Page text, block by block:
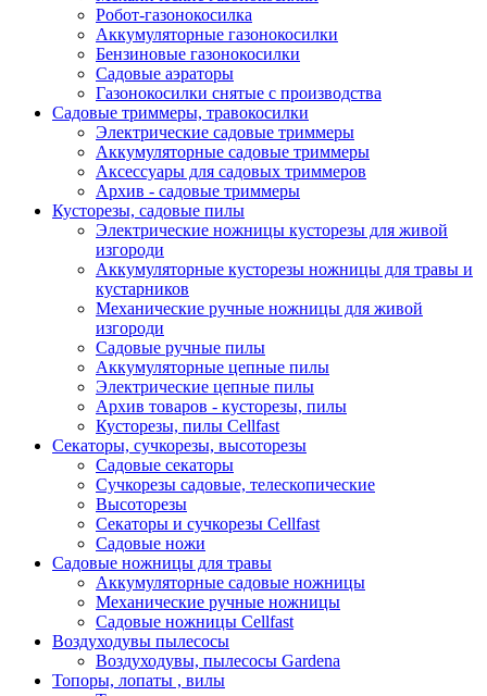
Робот-газонокосилка
Аккумуляторные газонокосилки
Бензиновые газонокосилки
Садовые аэраторы
Газонокосилки снятые с производства
Садовые триммеры, травокосилки
Электрические садовые триммеры
Аккумуляторные садовые триммеры
Аксессуары для садовых триммеров
Архив - садовые триммеры
Кусторезы, садовые пилы
Электрические ножницы кусторезы для живой
изгороди
Аккумуляторные кусторезы ножницы для травы и
кустарников
Механические ручные ножницы для живой
изгороди
Садовые ручные пилы
Аккумуляторные цепные пилы
Электрические цепные пилы
Архив товаров - кусторезы, пилы
Кусторезы, пилы Cellfast
Секаторы, сучкорезы, высоторезы
Садовые секаторы
Сучкорезы садовые, телескопические
Высоторезы
Секаторы и сучкорезы Cellfast
Садовые ножи
Садовые ножницы для травы
Аккумуляторные садовые ножницы
Механические ручные ножницы
Садовые ножницы Cellfast
Воздуходувы пылесосы
Воздуходувы, пылесосы Gardena
Топоры, лопаты , вилы